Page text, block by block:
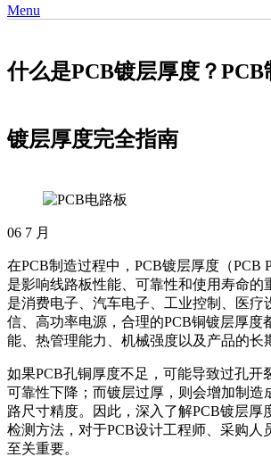
Menu
什么是PCB镀层厚度？PCB
镀层厚度完全指南
06 7 月
在PCB制造过程中，PCB镀层厚度（PCB
是影响线路板性能、可靠性和使用寿命的
是消费电子、汽车电子、工业控制、医疗
信、高功率电源，合理的PCB铜镀层厚度
能、热管理能力、机械强度以及产品的长
如果PCB孔铜厚度不足，可能导致过孔开
可靠性下降；而镀层过厚，则会增加制造
路尺寸精度。因此，深入了解PCB镀层厚
检测方法，对于PCB设计工程师、采购人
至关重要。